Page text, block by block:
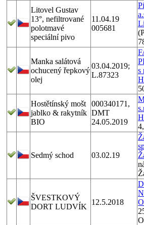
Litovel Gustav
13°, nefiltrované
polotmavé
speciální pivo
11.04.19
005681
Manka salátová
ochucený řepkový
olej
03.04.2019;
L.87323
s
Hostětínský mošt
jablko & rakytník
BIO
000340171,
DMT
24.05.2019
Sedmý schod 03.02.19
ŠVESTKOVÝ
DORT LUDVÍK
12.5.2018